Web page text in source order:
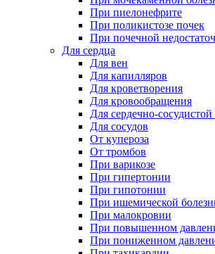
При пиелонефрите
При поликистозе почек
При почечной
Для сердца
Для вен
Для капилляров
Для кроветворения
Для кровообращения
Для сердечно-
Для сосудов
От купероза
От тромбов
При варикозе
При гипертонии
При гипотонии
При ишемической
При малокровии
При повышенном
При пониженном